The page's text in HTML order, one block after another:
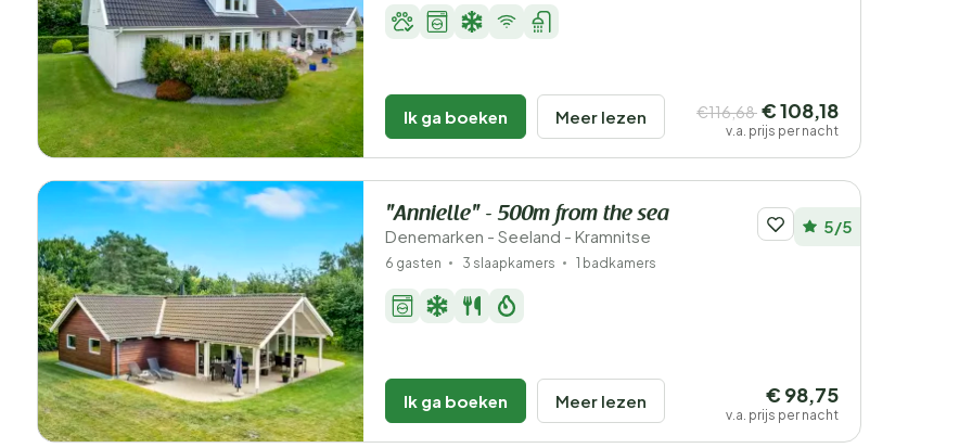
Ik ga boeken Meer lezen €116,68 € 108,18
v.a. prijs per nacht
"Annielle" - 500m from the sea
Denemarken - Seeland - Kramnitse 5/5
6 gasten 3 slaapkamers 1 badkamers
Ik ga boeken Meer lezen € 98,75
v.a. prijs per nacht